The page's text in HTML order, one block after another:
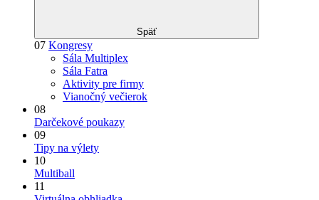
Späť
07 Kongresy
Sála Multiplex
Sála Fatra
Aktivity pre firmy
Vianočný večierok
08
Darčekové poukazy
09
Tipy na výlety
10
Multiball
11